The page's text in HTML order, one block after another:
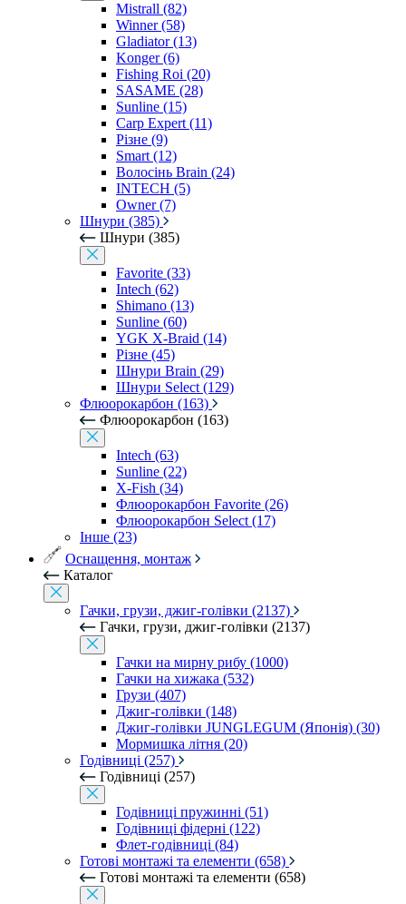
Mistrall (82)
Winner (58)
Gladiator (13)
Konger (6)
Fishing Roi (20)
SASAME (28)
Sunline (15)
Carp Expert (11)
Різне (9)
Smart (12)
Волосінь Brain (24)
INTECH (5)
Owner (7)
Шнури (385)
Шнури (385)
Favorite (33)
Intech (62)
Shimano (13)
Sunline (60)
YGK X-Braid (14)
Різне (45)
Шнури Brain (29)
Шнури Select (129)
Флюорокарбон (163)
Флюорокарбон (163)
Intech (63)
Sunline (22)
X-Fish (34)
Флюорокарбон Favorite (26)
Флюорокарбон Select (17)
Інше (23)
Оснащення, монтаж
Каталог
Гачки, грузи, джиг-голівки (2137)
Гачки, грузи, джиг-голівки (2137)
Гачки на мирну рибу (1000)
Гачки на хижака (532)
Грузи (407)
Джиг-голівки (148)
Джиг-голівки JUNGLEGUM (Японія) (30)
Мормишка літня (20)
Годівниці (257)
Годівниці (257)
Годівниці пружинні (51)
Годівниці фідерні (122)
Флет-годівниці (84)
Готові монтажі та елементи (658)
Готові монтажі та елементи (658)